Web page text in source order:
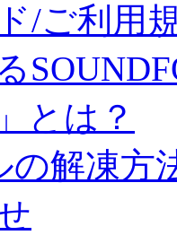
/ご利用
とは？
の解凍方